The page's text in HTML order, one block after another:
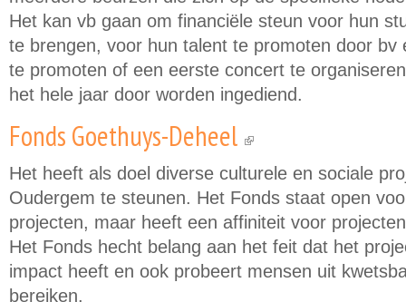
Het kan vb gaan om financiële steun voor hun
te brengen, voor hun talent te promoten door bv
te promoten of een eerste concert te
het hele jaar door worden ingediend.
Fonds Goethuys-Deheel (link is external)
Het heeft als doel diverse culturele en sociale
Oudergem te steunen. Het Fonds staat open
projecten, maar heeft een affiniteit voor
Het Fonds hecht belang aan het feit dat het
impact heeft en ook probeert mensen uit
bereiken.